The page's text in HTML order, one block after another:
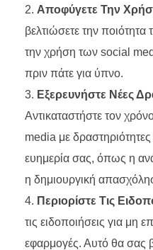
Αποφύγετε Την
βελτιώσετε την
την χρήση των social
πριν πάτε για ύπνο.
Εξερευνήστε Νέες
Αντικαταστήστε τον
media με
ευημερία σας, όπως η
η δημιουργική
Περιορίστε Τις
τις ειδοποιήσεις για μη
εφαρμογές. Αυτό θα σας